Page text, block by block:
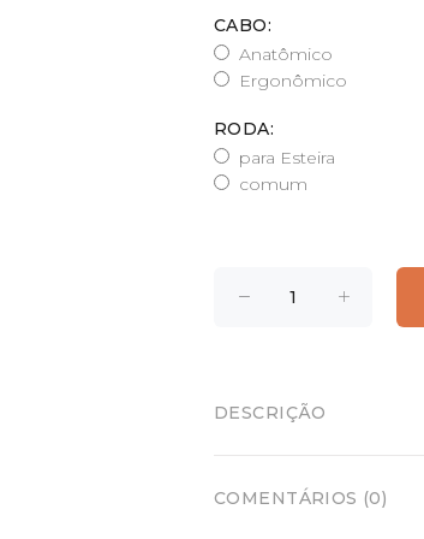
CABO:
Anatômico
Ergonômico
RODA:
para Esteira
comum
DESCRIÇÃO
COMENTÁRIOS (0)